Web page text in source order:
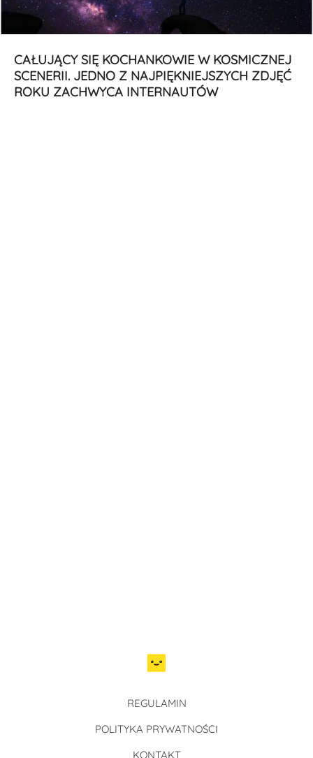
CAŁUJĄCY SIĘ KOCHANKOWIE W KOSMICZNEJ
SCENERII. JEDNO Z NAJPIĘKNIEJSZYCH ZDJĘĆ
ROKU ZACHWYCA INTERNAUTÓW
REGULAMIN
POLITYKA PRYWATNOŚCI
KONTAKT